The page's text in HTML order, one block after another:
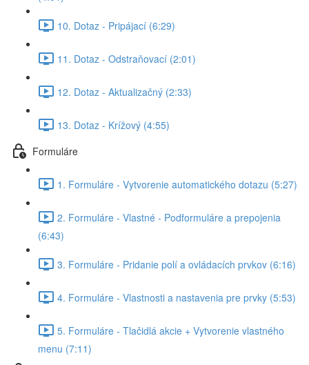
10. Dotaz - Pripájací (6:29)
11. Dotaz - Odstraňovací (2:01)
12. Dotaz - Aktualizačný (2:33)
13. Dotaz - Krížový (4:55)
Formuláre
1. Formuláre - Vytvorenie automatického dotazu (5:27)
2. Formuláre - Vlastné - Podformuláre a prepojenia
(6:43)
3. Formuláre - Pridanie polí a ovládacích prvkov (6:16)
4. Formuláre - Vlastnosti a nastavenia pre prvky (5:53)
5. Formuláre - Tlačidlá akcie + Vytvorenie vlastného
menu (7:11)